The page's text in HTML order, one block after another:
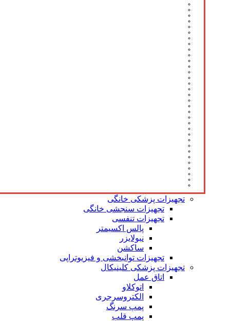
تجهیزات پزشکی خانگی
تجهیزات سنجشی خانگی
تجهیزات تنفسی
پالس اکسیمتر
نبولایزر
ساکشن
تجهیزات توانبخشی و فیزیوتراپی
تجهیزات پزشکی کلینیکال
اتاق عمل
اتوکلاو
الکتروسرجری
پمپ سرنگ
پمپ قلب